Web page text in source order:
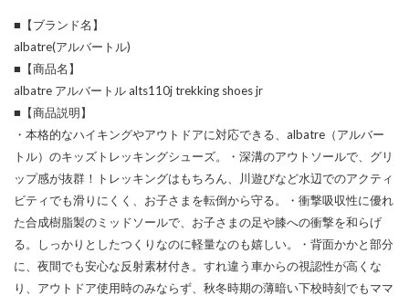
■【ブランド名】
albatre(アルバートル)
■【商品名】
albatre アルバートル alts110j trekking shoes jr
■【商品説明】
・本格的なハイキングやアウトドアに対応できる、albatre（アルバー
トル）のキッズトレッキングシューズ。・深溝のアウトソールで、グリ
ップ感が抜群！トレッキングはもちろん、川遊びなど水辺でのアクティ
ビティでも滑りにくく、お子さまを転倒から守る。・衝撃吸収性に優れ
た合成樹脂製のミッドソールで、お子さまの足や膝への衝撃を和らげ
る。しっかりとしたつくりなのに軽量なのも嬉しい。・背面かかと部分
に、夜間でも安心な反射素材付き。すれ違う車からの視認性が高くな
り、アウトドア使用時のみならず、秋冬時期の薄暗い下校時刻でもママ